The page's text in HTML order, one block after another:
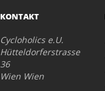
KONTAKT
Cycloholics e.U.
Hütteldorferstrasse
36
Wien Wien